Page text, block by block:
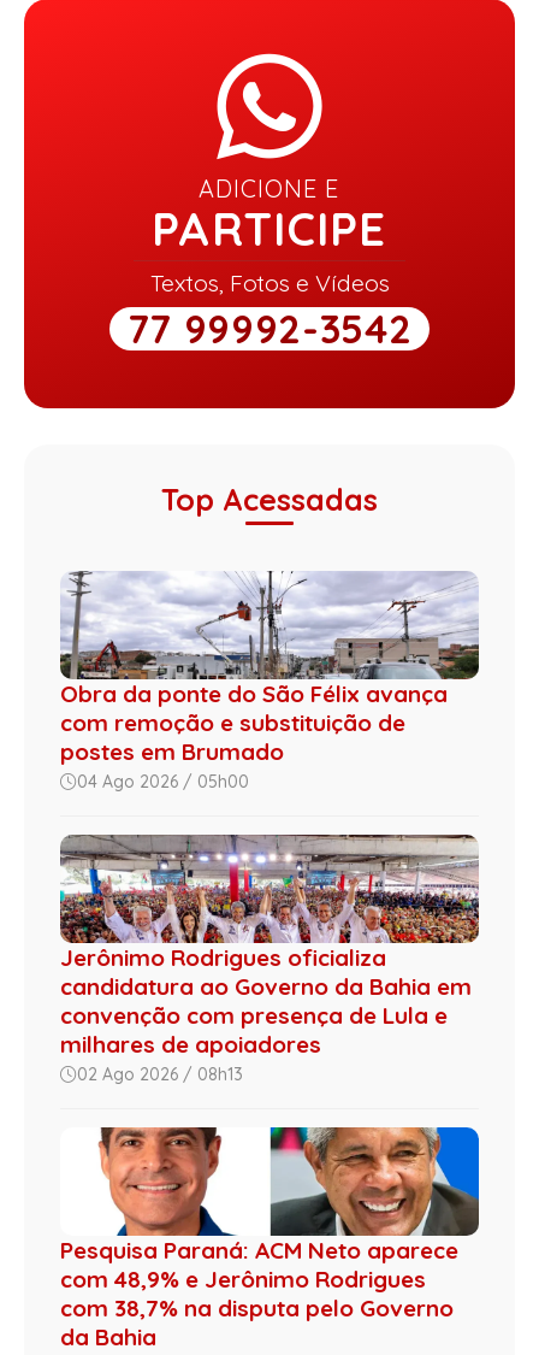
ADICIONE E
PARTICIPE
Textos, Fotos e Vídeos
77 99992-3542
Top Acessadas
Obra da ponte do São Félix avança
com remoção e substituição de
postes em Brumado
04 Ago 2026 / 05h00
Jerônimo Rodrigues oficializa
candidatura ao Governo da Bahia em
convenção com presença de Lula e
milhares de apoiadores
02 Ago 2026 / 08h13
Pesquisa Paraná: ACM Neto aparece
com 48,9% e Jerônimo Rodrigues
com 38,7% na disputa pelo Governo
da Bahia